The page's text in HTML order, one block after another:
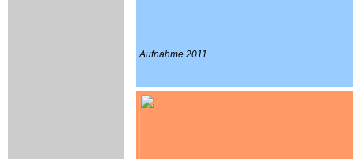
Aufnahme 2011